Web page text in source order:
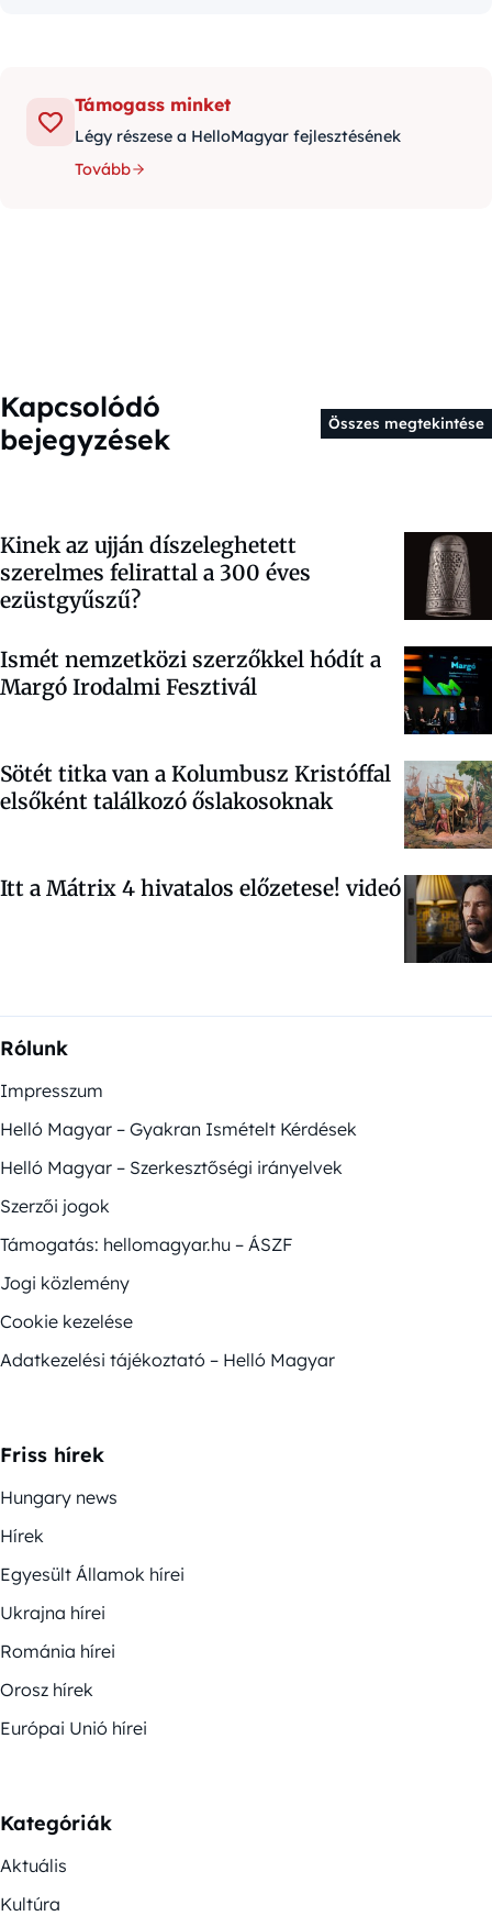
Támogass minket
Légy részese a HelloMagyar fejlesztésének
Tovább
Kapcsolódó
bejegyzések
Összes megtekintése
Kinek az ujján díszeleghetett
szerelmes felirattal a 300 éves
ezüstgyűszű?
Ismét nemzetközi szerzőkkel hódít a
Margó Irodalmi Fesztivál
Sötét titka van a Kolumbusz Kristóffal
elsőként találkozó őslakosoknak
Itt a Mátrix 4 hivatalos előzetese! videó
Rólunk
Impresszum
Helló Magyar – Gyakran Ismételt Kérdések
Helló Magyar – Szerkesztőségi irányelvek
Szerzői jogok
Támogatás: hellomagyar.hu – ÁSZF
Jogi közlemény
Cookie kezelése
Adatkezelési tájékoztató – Helló Magyar
Friss hírek
Hungary news
Hírek
Egyesült Államok hírei
Ukrajna hírei
Románia hírei
Orosz hírek
Európai Unió hírei
Kategóriák
Aktuális
Kultúra